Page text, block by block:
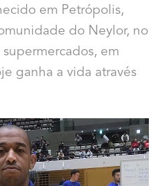
em Petrópolis,
do Neylor, no
em
ganha a vida através